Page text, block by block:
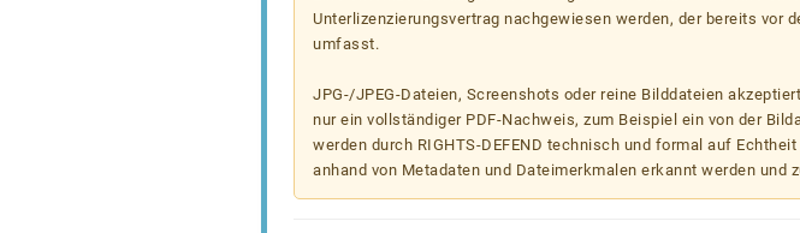
Unterlizenzierungsvertrag nachgewiesen werden, der bereits vor
umfasst.
JPG-/JPEG-Dateien, Screenshots oder reine Bilddateien
nur ein vollständiger PDF-Nachweis, zum Beispiel ein von der
werden durch RIGHTS-DEFEND technisch und formal auf
anhand von Metadaten und Dateimerkmalen erkannt werden und